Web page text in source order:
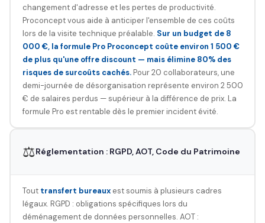
changement d'adresse et les pertes de productivité.
Proconcept vous aide à anticiper l'ensemble de ces coûts
lors de la visite technique préalable. Sur un budget de 8
000 €, la formule Pro Proconcept coûte environ 1 500 €
de plus qu'une offre discount — mais élimine 80% des
risques de surcoûts cachés.Pour 20 collaborateurs, une
demi-journée de désorganisation représente environ 2 500
€ de salaires perdus — supérieur à la différence de prix. La
formule Pro est rentable dès le premier incident évité.
⚖️Réglementation : RGPD, AOT, Code du Patrimoine
Tout transfert bureauxest soumis à plusieurs cadres
légaux. RGPD : obligations spécifiques lors du
déménagement de données personnelles. AOT :